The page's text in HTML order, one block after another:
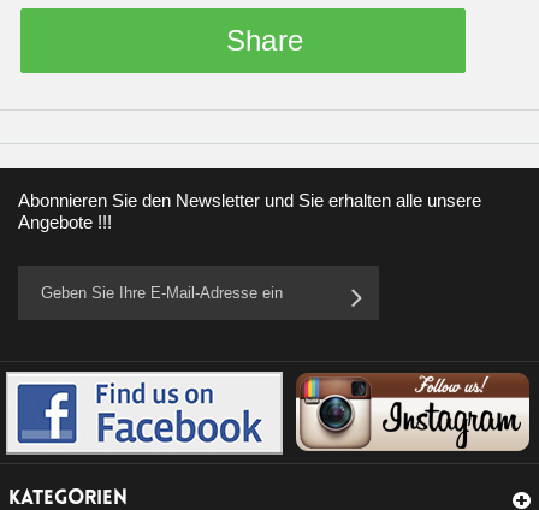
Share
Abonnieren Sie den Newsletter und Sie erhalten alle unsere
Angebote !!!
KATEGORIEN